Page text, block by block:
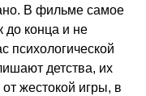
В фильме самое
до конца и не
психологической
детства, их
жестокой игры, в